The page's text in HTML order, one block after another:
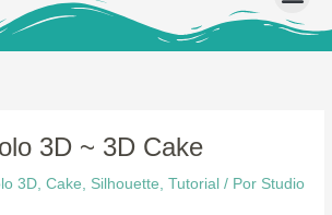
3D ~ 3D Cake
3D,Cake, Silhouette,Tutorial / Por Studio